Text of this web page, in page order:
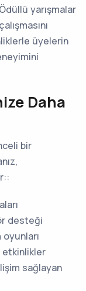
yarışmalar
üyelerin
Daha
bir
desteği
etkinlikler
sağlayan